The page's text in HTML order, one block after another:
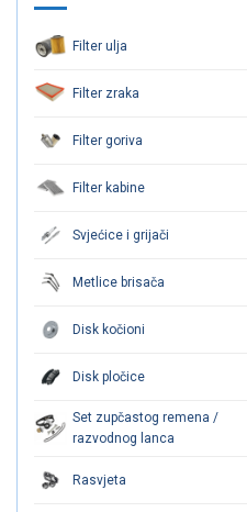
Filter ulja
Filter zraka
Filter goriva
Filter kabine
Svjećice i grijači
Metlice brisača
Disk kočioni
Disk pločice
Set zupčastog remena /
razvodnog lanca
Rasvjeta